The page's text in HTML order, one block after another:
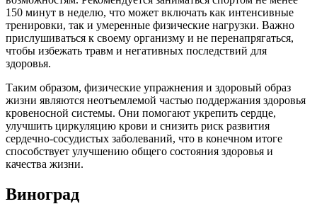
150 минут в неделю, что может включать как интенсивные
тренировки, так и умеренные физические нагрузки. Важно
прислушиваться к своему организму и не перенапрягаться,
чтобы избежать травм и негативных последствий для
здоровья.
Таким образом, физические упражнения и здоровый образ
жизни являются неотъемлемой частью поддержания здоровья
кровеносной системы. Они помогают укрепить сердце,
улучшить циркуляцию крови и снизить риск развития
сердечно-сосудистых заболеваний, что в конечном итоге
способствует улучшению общего состояния здоровья и
качества жизни.
Виноград